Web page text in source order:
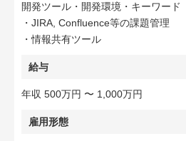
開発ツール・開発環境・キーワード
・JIRA, Confluence等の課題管理
・情報共有ツール
給与
年収 500万円 〜 1,000万円
雇用形態